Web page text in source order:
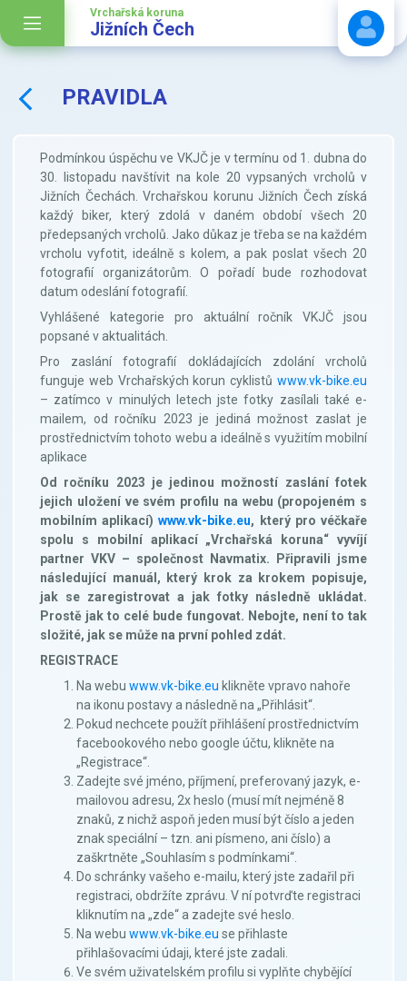
Vrchařská koruna
Jižních Čech
PRAVIDLA
Podmínkou úspěchu ve VKJČ je v termínu od 1. dubna do
30. listopadu navštívit na kole 20 vypsaných vrcholů v
Jižních Čechách. Vrchařskou korunu Jižních Čech získá
každý biker, který zdolá v daném období všech 20
předepsaných vrcholů. Jako důkaz je třeba se na každém
vrcholu vyfotit, ideálně s kolem, a pak poslat všech 20
fotografií organizátorům. O pořadí bude rozhodovat
datum odeslání fotografií.
Vyhlášené kategorie pro aktuální ročník VKJČ jsou
popsané v aktualitách.
Pro zaslání fotografií dokládajících zdolání vrcholů
funguje web Vrchařských korun cyklistů www.vk-bike.eu
– zatímco v minulých letech jste fotky zasílali také e-
mailem, od ročníku 2023 je jediná možnost zaslat je
prostřednictvím tohoto webu a ideálně s využitím mobilní
aplikace
Od ročníku 2023 je jedinou možností zaslání fotek
jejich uložení ve svém profilu na webu (propojeném s
mobilním aplikací)www.vk-bike.eu, který pro véčkaře
spolu s mobilní aplikací „Vrchařská koruna“ vyvíjí
partner VKV – společnost Navmatix. Připravili jsme
následující manuál, který krok za krokem popisuje,
jak se zaregistrovat a jak fotky následně ukládat.
Prostě jak to celé bude fungovat. Nebojte, není to tak
složité, jak se může na první pohled zdát.
REGISTRACE
Na webu www.vk-bike.eu klikněte vpravo nahoře
na ikonu postavy a následně na „Přihlásit“.
Pokud nechcete použít přihlášení prostřednictvím
facebookového nebo google účtu, klikněte na
„Registrace“.
Zadejte své jméno, příjmení, preferovaný jazyk, e-
mailovou adresu, 2x heslo (musí mít nejméně 8
znaků, z nichž aspoň jeden musí být číslo a jeden
znak speciální – tzn. ani písmeno, ani číslo) a
zaškrtněte „Souhlasím s podmínkami“.
Do schránky vašeho e-mailu, který jste zadařil při
registraci, obdržíte zprávu. V ní potvrďte registraci
kliknutím na „zde“ a zadejte své heslo.
Na webu www.vk-bike.eu se přihlaste
přihlašovacími údaji, které jste zadali.
Ve svém uživatelském profilu si vyplňte chybějící